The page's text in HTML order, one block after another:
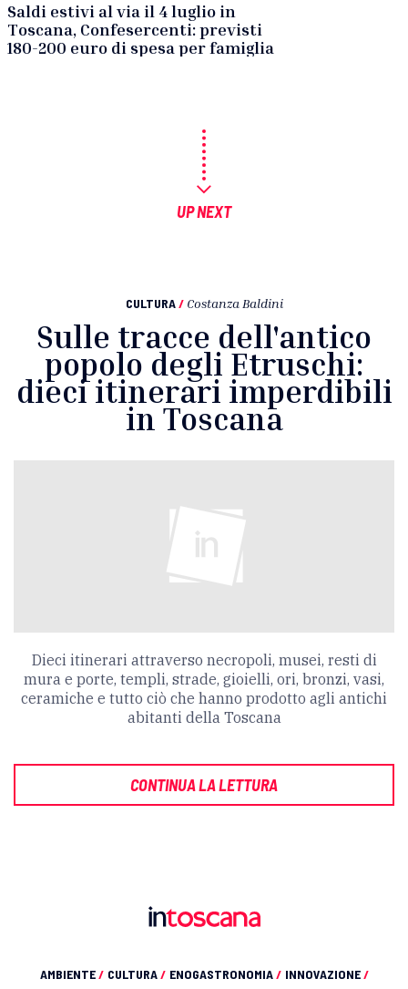
Saldi estivi al via il 4 luglio in
Toscana, Confesercenti: previsti
180-200 euro di spesa per famiglia
UP NEXT
CULTURA / Costanza Baldini
Sulle tracce dell'antico
popolo degli Etruschi:
dieci itinerari imperdibili
in Toscana
Dieci itinerari attraverso necropoli, musei, resti di
mura e porte, templi, strade, gioielli, ori, bronzi, vasi,
ceramiche e tutto ciò che hanno prodotto agli antichi
abitanti della Toscana
CONTINUA LA LETTURA
AMBIENTE/ CULTURA/ ENOGASTRONOMIA/ INNOVAZIONE/